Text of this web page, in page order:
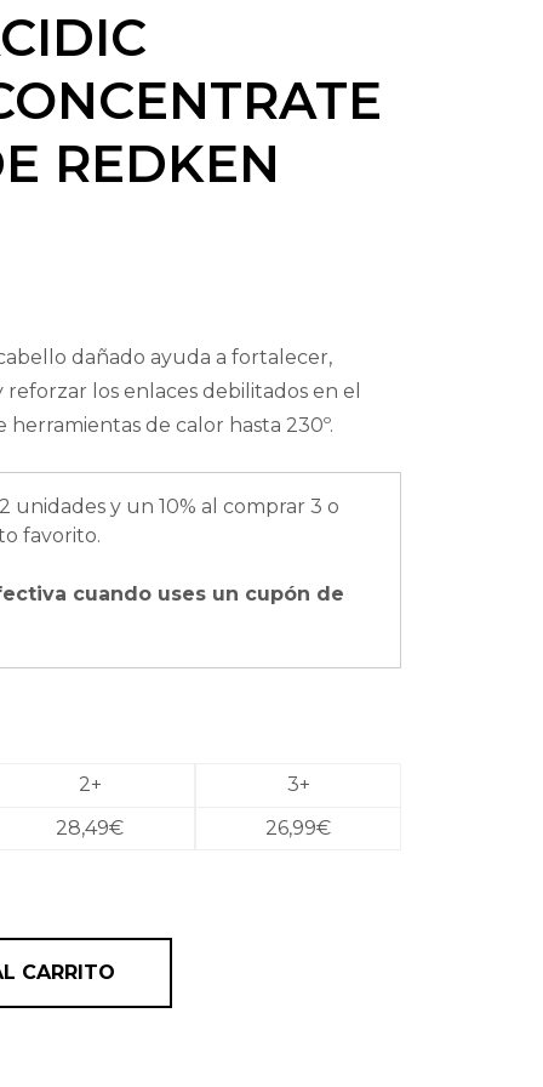
REDKEN
dañado ayuda a fortalecer,
los enlaces debilitados en el
de calor hasta 230º.
unidades y un 10% al comprar 3 o
favorito.
cuando uses un cupón de
2+
3+
28,49€ 26,99€
CARRITO